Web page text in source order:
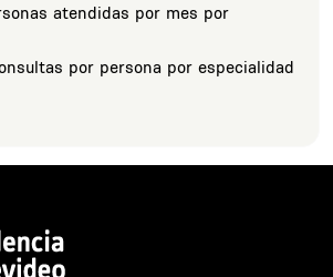
atendidas por mes por
por persona por especialidad